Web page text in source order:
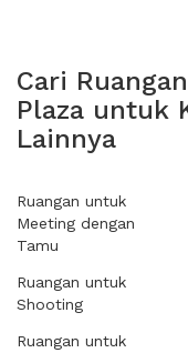
Cari
Plaza untuk
Lainnya
Ruangan untuk
Meeting dengan
Tamu
Ruangan untuk
Shooting
Ruangan untuk